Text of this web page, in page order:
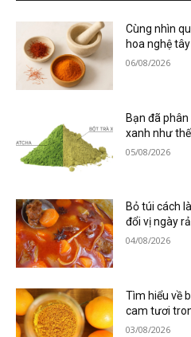
Cùng nhìn
hoa nghệ
06/08/2026
Bạn đã
xanh như
05/08/2026
Bỏ túi cách
đổi vị ngày
04/08/2026
Tìm hiểu về
cam tươi
03/08/2026